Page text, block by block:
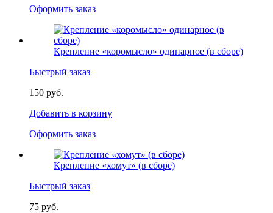
Оформить заказ
Крепление «коромысло» одинарное (в сборе)
Быстрый заказ
150 руб.
Добавить в корзину
Оформить заказ
Крепление «хомут» (в сборе)
Быстрый заказ
75 руб.